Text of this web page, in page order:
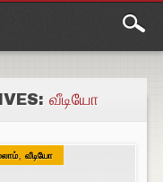
வீடியோ
, வீடியோ